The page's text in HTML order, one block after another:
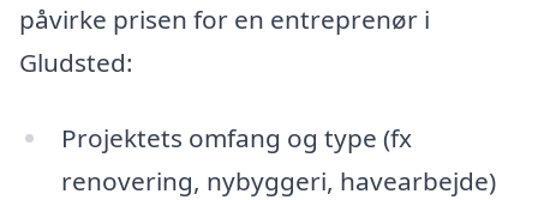
påvirke prisen for en entreprenør i
Gludsted:
Projektets omfang og type (fx
renovering, nybyggeri, havearbejde)